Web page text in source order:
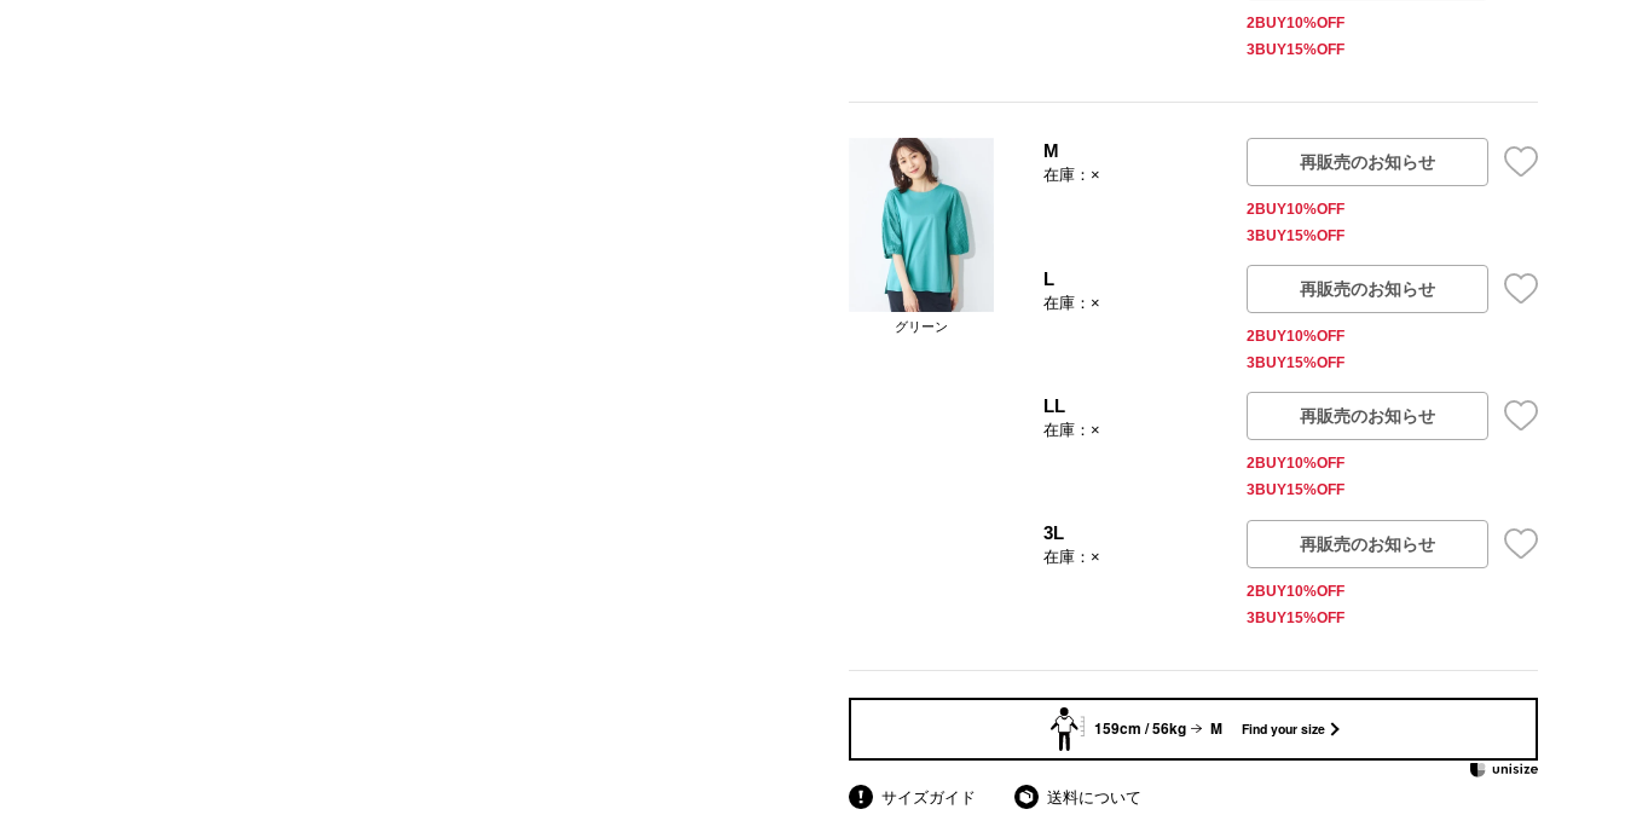
2BUY10%OFF
3BUY15%OFF
グリーン
M
在庫：×
再販売のお知らせ
2BUY10%OFF
3BUY15%OFF
L
在庫：×
再販売のお知らせ
2BUY10%OFF
3BUY15%OFF
LL
在庫：×
再販売のお知らせ
2BUY10%OFF
3BUY15%OFF
3L
在庫：×
再販売のお知らせ
2BUY10%OFF
3BUY15%OFF
159cm / 56kg M Find your size
サイズガイド 送料について